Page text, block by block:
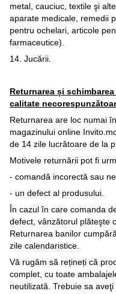
metal, cauciuc, textile şi
aparate medicale, remedii
pentru ochelari, articole
farmaceutice).
14. Jucării.
Returnarea și
calitate
Returnarea are loc numai
magazinului online
de 14 zile lucrătoare de la
Motivele returnării pot fi
- comandă incorectă sau
- un defect al produsului.
În cazul în care comanda
defect, vânzătorul plăteşte
Returnarea banilor
zile calendaristice.
Vă rugăm să rețineți că
complet, cu toate
neutilizată. Trebuie sa